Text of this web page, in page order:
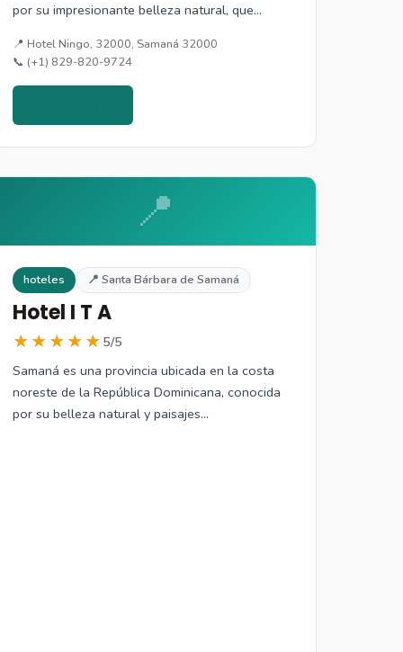
por su impresionante belleza natural, que…
📍 Hotel Ningo, 32000, Samaná 32000
📞 (+1) 829-820-9724
📍
hoteles 📍 Santa Bárbara de Samaná
Hotel I T A
★★★★★ 5/5
Samaná es una provincia ubicada en la costa
noreste de la República Dominicana, conocida
por su belleza natural y paisajes…